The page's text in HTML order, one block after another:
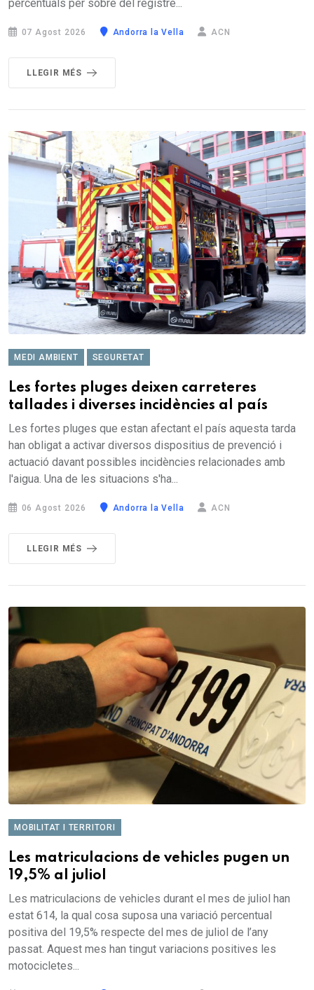
percentuals per sobre del registre...
07 Agost 2026 Andorra la Vella ACN
LLEGIR MÉS
MEDI AMBIENT SEGURETAT
Les fortes pluges deixen carreteres
tallades i diverses incidències al país
Les fortes pluges que estan afectant el país aquesta tarda
han obligat a activar diversos dispositius de prevenció i
actuació davant possibles incidències relacionades amb
l'aigua. Una de les situacions s'ha...
06 Agost 2026 Andorra la Vella ACN
LLEGIR MÉS
MOBILITAT I TERRITORI
Les matriculacions de vehicles pugen un
19,5% al juliol
Les matriculacions de vehicles durant el mes de juliol han
estat 614, la qual cosa suposa una variació percentual
positiva del 19,5% respecte del mes de juliol de l’any
passat. Aquest mes han tingut variacions positives les
motocicletes...